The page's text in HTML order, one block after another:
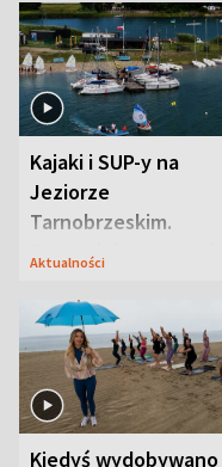
Kajaki i SUP-y na
Jeziorze
Tarnobrzeskim.
Przyrodnicy zwracają
Aktualności
Kiedyś